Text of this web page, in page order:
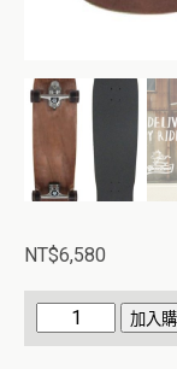
NT$6,580
本
加入